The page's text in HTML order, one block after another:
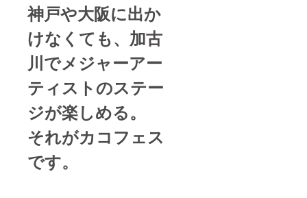
神戸や大阪に出か
けなくても、加古
川でメジャーアー
ティストのステー
ジが楽しめる。
それがカコフェス
です。